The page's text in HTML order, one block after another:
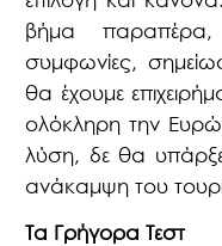
βήμα παραπέρα,
συμφωνίες,
θα έχουμε
ολόκληρη την
λύση, δε θα
ανάκαμψη του
Τα Γρήγορα Τεστ